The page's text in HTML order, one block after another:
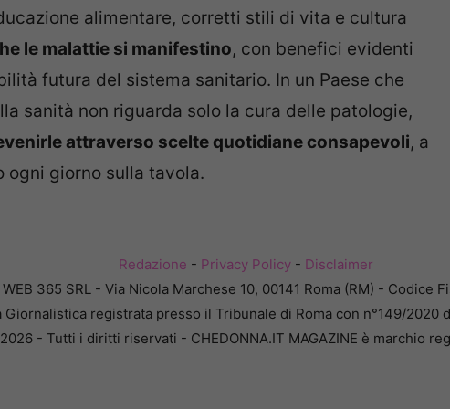
alimentare, corretti stili di vita e cultura
le malattie si manifestino, con benefici evidenti
futura del sistema sanitario. In un Paese che
sanità non riguarda solo la cura delle patologie,
attraverso scelte quotidiane consapevoli, a
giorno sulla tavola.
Redazione - Privacy Policy- Disclaimer
365 SRL - Via Nicola Marchese 10, 00141 Roma (RM) - Codice
Giornalistica registrata presso il Tribunale di Roma con n°149/2020
- Tutti i diritti riservati - CHEDONNA.IT MAGAZINE è marchio